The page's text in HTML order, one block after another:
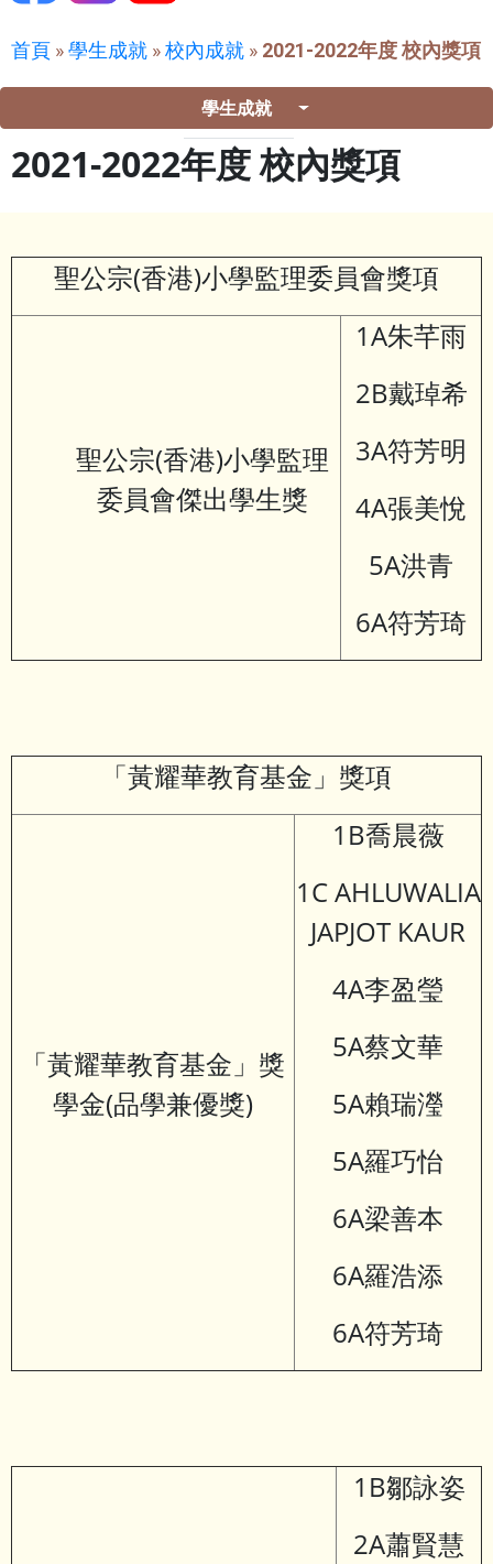
首頁 »學生成就 »校內成就 » 2021-2022年度 校內獎項
學生成就
2021-2022年度 校內獎項
聖公宗(香港)小學監理委員會獎項
聖公宗(香港)小學監理
委員會傑出學生獎
1A朱芊雨
2B戴琸希
3A符芳明
4A張美悅
5A洪青
6A符芳琦
「黃耀華教育基金」獎項
「黃耀華教育基金」獎
學金(品學兼優獎)
1B喬晨薇
1C AHLUWALIA
JAPJOT KAUR
4A李盈瑩
5A蔡文華
5A賴瑞瀅
5A羅巧怡
6A梁善本
6A羅浩添
6A符芳琦
1B鄒詠姿
2A蕭賢慧